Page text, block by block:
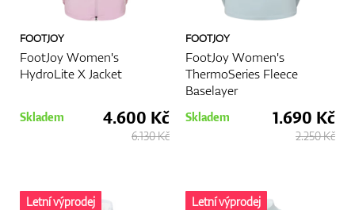
FOOTJOY
FootJoy Women's
HydroLite X Jacket
Skladem 4.600 Kč
6.130 Kč
FOOTJOY
FootJoy Women's
ThermoSeries Fleece
Baselayer
Skladem 1.690 Kč
2.250 Kč
Letní výprodej
Letní výprodej